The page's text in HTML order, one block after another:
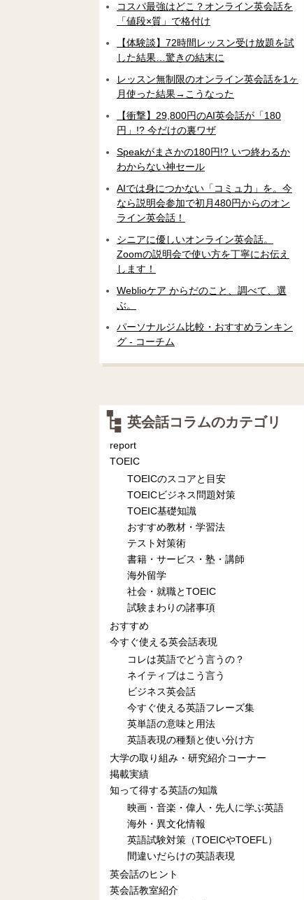
コスパ最強はどこ？オンライン英会話を
「値段×質」で格付け
【体験談】72時間レッスン受け放題を試
した結果…驚きの結末に
レッスン無制限のオンライン英会話を1ヶ
月使った結果→こうなった
【衝撃】29,800円のAI英会話が「180
円」!? 今だけの裏ワザ
Speakがまさかの180円!? いつ終わるか
わからない神セール
AIでは身につかない「コミュ力」を。今
なら説明会参加で初月480円からのオン
ライン英会話！
シニアに優しいオンライン英会話。
Zoomの説明会で使い方を丁寧にお伝え
します！
Weblioケア からだのこと、調べて、選
ぶ。
パーソナルジム比較・おすすめランキン
グ - コーチム
英会話コラムのカテゴリ
report
TOEIC
TOEICのスコアと目安
TOEICビジネス問題対策
TOEIC基礎知識
おすすめ教材・学習法
テスト対策術
書籍・サービス・塾・講師
海外留学
社会・就職とTOEIC
試験まわりの諸事項
おすすめ
今すぐ使える英会話表現
コレは英語でどう言うの？
ネイティブはこう言う
ビジネス英会話
今すぐ使える英語フレーズ集
英単語の意味と用法
英語表現の種類と使い分け方
大学の取り組み・研究紹介コーナー
掲載実績
知って得する英語の知識
映画・音楽・偉人・先人に学ぶ英語
海外・異文化情報
英語試験対策（TOEICやTOEFL）
間違いだらけの英語表現
英会話のヒント
英会話教室紹介